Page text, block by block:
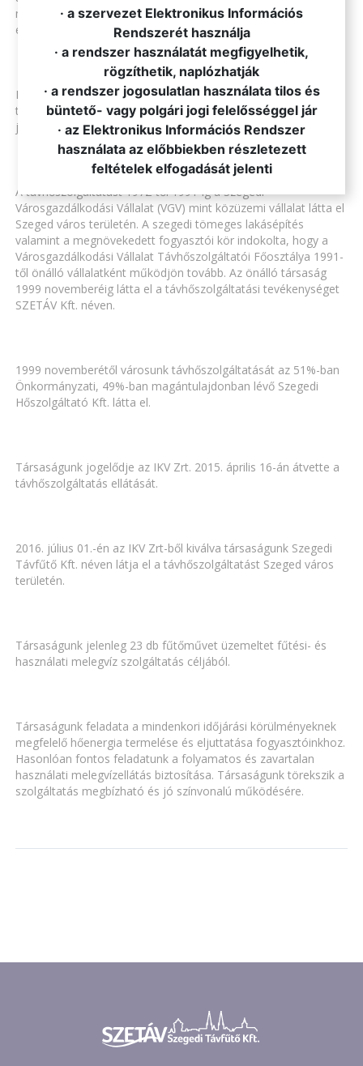
minimális növekedés történt, mely 27.359 lakás bekapcsolását
eredményezte.
Lakóterületek, övezetek építésével párhuzamosan épültek ki a
távhőszolgáltató berendezések is: fűtőművek, hőközpontok
jöttek létre és távvezetékek épültek ki a hőenergia szállítására.
A távhőszolgáltatást 1972-től 1991-ig a Szegedi
Városgazdálkodási Vállalat (VGV) mint közüzemi vállalat látta el
Szeged város területén. A szegedi tömeges lakásépítés
valamint a megnövekedett fogyasztói kör indokolta, hogy a
Városgazdálkodási Vállalat Távhőszolgáltatói Főosztálya 1991-
től önálló vállalatként működjön tovább. Az önálló társaság
1999 novemberéig látta el a távhőszolgáltatási tevékenységet
SZETÁV Kft. néven.
1999 novemberétől városunk távhőszolgáltatását az 51%-ban
Önkormányzati, 49%-ban magántulajdonban lévő Szegedi
Hőszolgáltató Kft. látta el.
Társaságunk jogelődje az IKV Zrt. 2015. április 16-án átvette a
távhőszolgáltatás ellátását.
2016. július 01.-én az IKV Zrt-ből kiválva társaságunk Szegedi
Távfűtő Kft. néven látja el a távhőszolgáltatást Szeged város
területén.
Társaságunk jelenleg 23 db fűtőművet üzemeltet fűtési- és
használati melegvíz szolgáltatás céljából.
Társaságunk feladata a mindenkori időjárási körülményeknek
megfelelő hőenergia termelése és eljuttatása fogyasztóinkhoz.
Hasonlóan fontos feladatunk a folyamatos és zavartalan
használati melegvízellátás biztosítása. Társaságunk törekszik a
szolgáltatás megbízható és jó színvonalú működésére.
· a szervezet Elektronikus Információs
Rendszerét használja
· a rendszer használatát megfigyelhetik,
rögzíthetik, naplózhatják
· a rendszer jogosulatlan használata tilos és
büntető- vagy polgári jogi felelősséggel jár
· az Elektronikus Információs Rendszer
használata az előbbiekben részletezett
feltételek elfogadását jelenti